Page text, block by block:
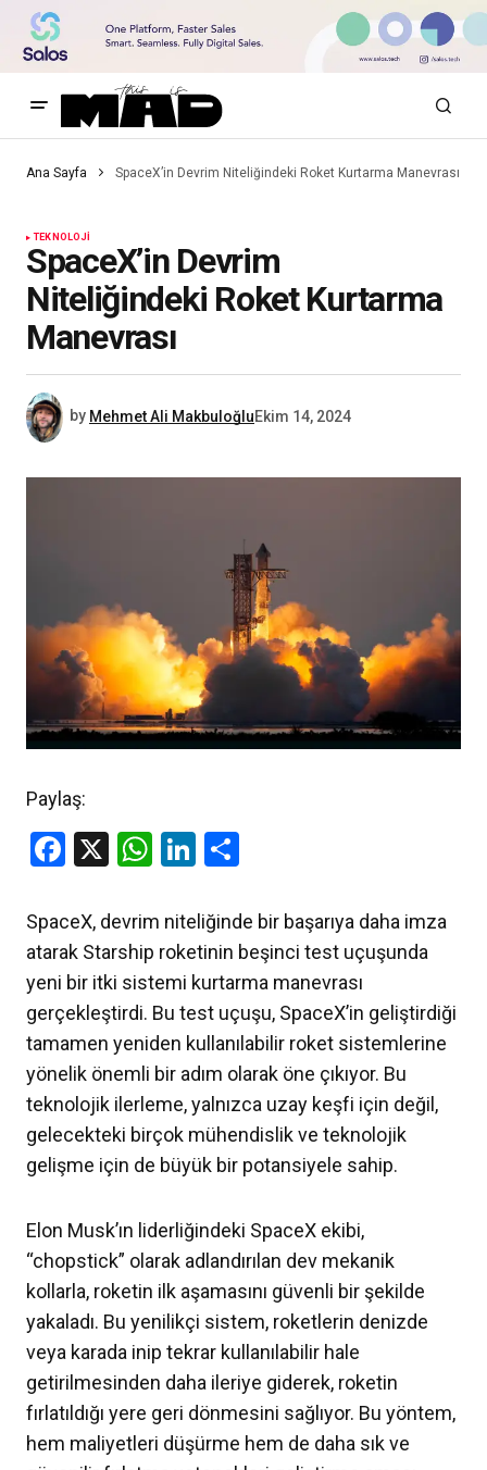
Ana Sayfa SpaceX’in Devrim Niteliğindeki Roket Kurtarma Manevrası
TEKNOLOJI
SpaceX’in Devrim
Niteliğindeki Roket Kurtarma
Manevrası
by Mehmet Ali MakbuloğluEkim 14, 2024
Paylaş:
Facebook
X WhatsApp
LinkedIn
SpaceX, devrim niteliğinde bir başarıya daha imza
atarak Starship roketinin beşinci test uçuşunda
yeni bir itki sistemi kurtarma manevrası
gerçekleştirdi. Bu test uçuşu, SpaceX’in geliştirdiği
tamamen yeniden kullanılabilir roket sistemlerine
yönelik önemli bir adım olarak öne çıkıyor. Bu
teknolojik ilerleme, yalnızca uzay keşfi için değil,
gelecekteki birçok mühendislik ve teknolojik
gelişme için de büyük bir potansiyele sahip.
Elon Musk’ın liderliğindeki SpaceX ekibi,
“chopstick” olarak adlandırılan dev mekanik
kollarla, roketin ilk aşamasını güvenli bir şekilde
yakaladı. Bu yenilikçi sistem, roketlerin denizde
veya karada inip tekrar kullanılabilir hale
getirilmesinden daha ileriye giderek, roketin
fırlatıldığı yere geri dönmesini sağlıyor. Bu yöntem,
hem maliyetleri düşürme hem de daha sık ve